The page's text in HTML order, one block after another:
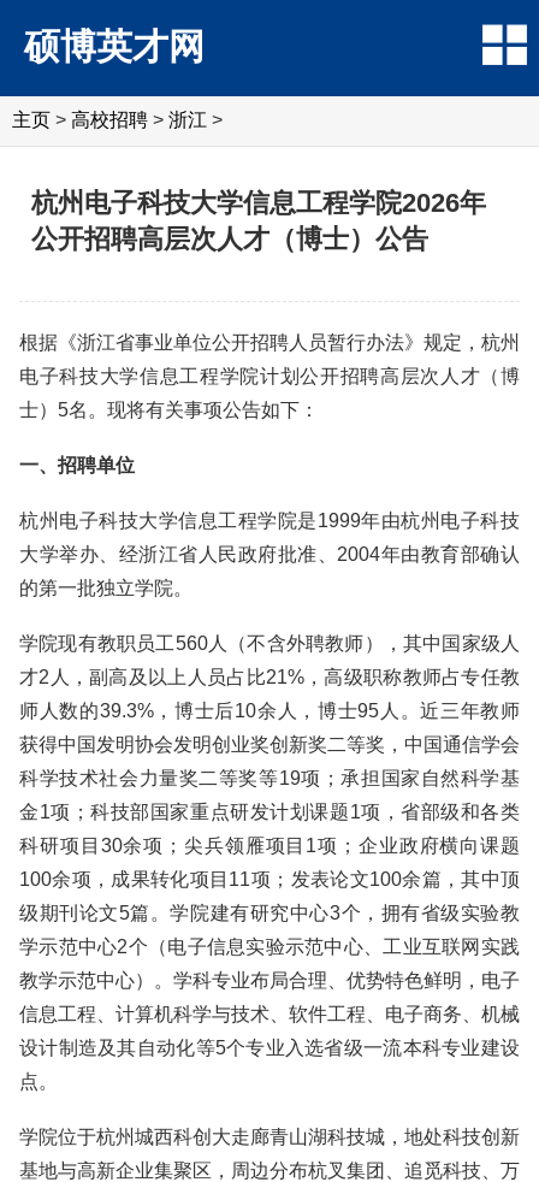
硕博英才网
主页 > 高校招聘 > 浙江 >
杭州电子科技大学信息工程学院2026年
公开招聘高层次人才（博士）公告
根据《浙江省事业单位公开招聘人员暂行办法》规定，杭州
电子科技大学信息工程学院计划公开招聘高层次人才（博
士）5名。现将有关事项公告如下：
一、招聘单位
杭州电子科技大学信息工程学院是1999年由杭州电子科技
大学举办、经浙江省人民政府批准、2004年由教育部确认
的第一批独立学院。
学院现有教职员工560人（不含外聘教师），其中国家级人
才2人，副高及以上人员占比21%，高级职称教师占专任教
师人数的39.3%，博士后10余人，博士95人。近三年教师
获得中国发明协会发明创业奖创新奖二等奖，中国通信学会
科学技术社会力量奖二等奖等19项；承担国家自然科学基
金1项；科技部国家重点研发计划课题1项，省部级和各类
科研项目30余项；尖兵领雁项目1项；企业政府横向课题
100余项，成果转化项目11项；发表论文100余篇，其中顶
级期刊论文5篇。学院建有研究中心3个，拥有省级实验教
学示范中心2个（电子信息实验示范中心、工业互联网实践
教学示范中心）。学科专业布局合理、优势特色鲜明，电子
信息工程、计算机科学与技术、软件工程、电子商务、机械
设计制造及其自动化等5个专业入选省级一流本科专业建设
点。
学院位于杭州城西科创大走廊青山湖科技城，地处科技创新
基地与高新企业集聚区，周边分布杭叉集团、追觅科技、万